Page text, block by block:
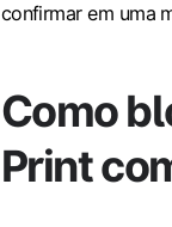
confirmar em uma
Como
Print